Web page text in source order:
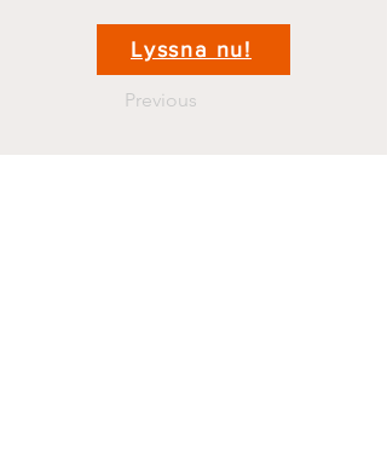
Lyssna nu!
Previous